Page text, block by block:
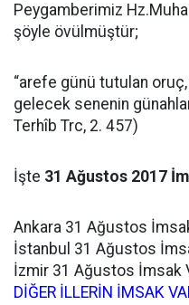
Peygamberimiz
şöyle övülmüştür;
“arefe günü tutulan
gelecek senenin
Terhîb Trc, 2. 457)
İşte 31 Ağustos 2017
Ankara 31 Ağustos
İstanbul 31 Ağustos
İzmir 31 Ağustos İmsak
DİĞER İLLERİN İMSAK